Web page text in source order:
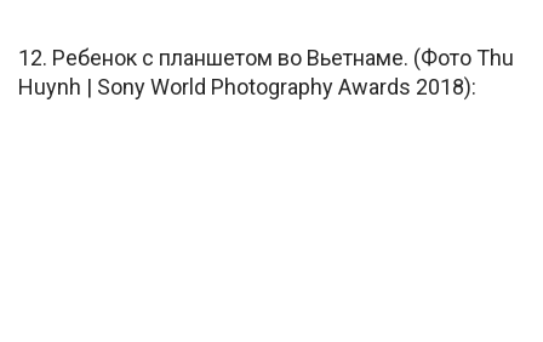
12. Ребенок с планшетом во Вьетнаме. (Фото Thu
Huynh | Sony World Photography Awards 2018):